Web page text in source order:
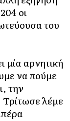
οι
του
μία αρνητική
να πούμε
την
Τρίτωσε λέμε